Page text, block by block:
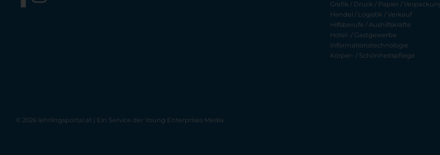
Grafik / Druck / Papier /
Handel / Logistik / Verkauf
Hilfsberufe / Aushilfskräfte
Hotel- / Gastgewerbe
Informationstechnologie
Körper- / Schönheitspflege
© 2026 lehrlingsportal.at | Ein Service der Young Enterprises Media